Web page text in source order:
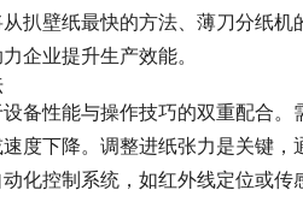
扒壁纸最快的方法、薄刀分纸
企业提升生产效能。
备性能与操作技巧的双重配合
度下降。调整进纸张力是关键
化控制系统，如红外线定位或